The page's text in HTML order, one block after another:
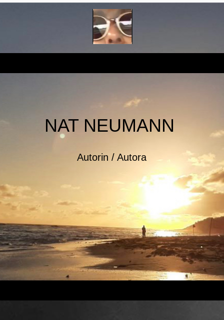
NAT NEUMANN
Autorin / Autora